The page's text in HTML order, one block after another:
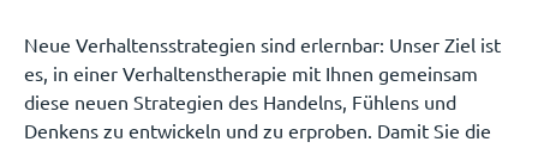
Neue Verhaltensstrategien sind erlernbar: Unser Ziel ist
es, in einer Verhaltenstherapie mit Ihnen gemeinsam
diese neuen Strategien des Handelns, Fühlens und
Denkens zu entwickeln und zu erproben. Damit Sie die